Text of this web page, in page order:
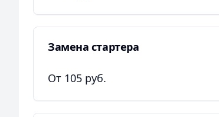
Замена стартера
От 105 руб.